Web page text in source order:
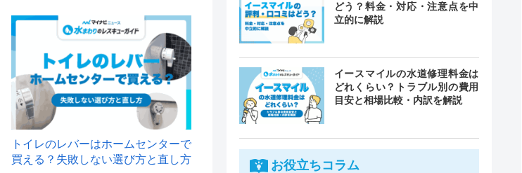
トイレのレバーはホームセンターで
買える？失敗しない選び方と直し方
どう？料金・対応・注意点を中
立的に解説
イースマイルの水道修理料金は
どれくらい？トラブル別の費用
目安と相場比較・内訳を解説
お役立ちコラム